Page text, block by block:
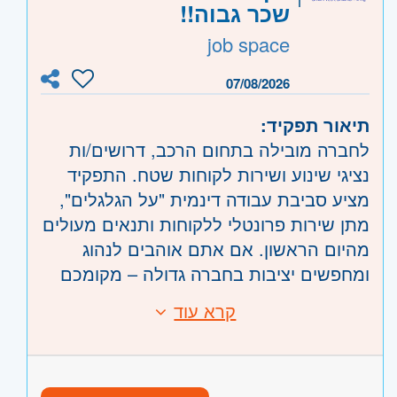
תנאים מעולים למתאימים - חניה, חדר
אוכל, חדר כושר ועוד!
- בקעת אונו וגבעת שמואל, חולון
- ראשון לציון ונס- ציונה, רמלה לוד,
שכר גבוה!!
job space
07/08/2026
תיאור תפקיד:
לחברה מובילה בתחום הרכב, דרושים/ות
נציגי שינוע ושירות לקוחות שטח. התפקיד
מציע סביבת עבודה דינמית "על הגלגלים",
מתן שירות פרונטלי ללקוחות ותנאים מעולים
מהיום הראשון. אם אתם אוהבים לנהוג
ומחפשים יציבות בחברה גדולה – מקומכם
– עבר תעבורתי נקי (ללא שלילות או עבירות
קרא עוד